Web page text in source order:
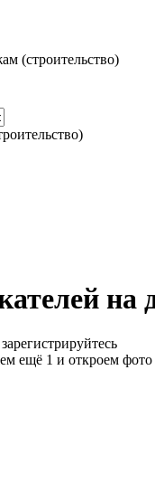
(строительство)
ещё 1 и откроем фото